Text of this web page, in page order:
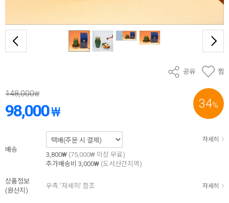
공유 찜
34%
148,000₩
98,000₩
배송
자세히
3,800₩ (75,000₩ 이상 무료)
추가배송비 3,000₩ (도서산간지역)
상품정보
(원산지)
우측 '자세히' 참조 자세히